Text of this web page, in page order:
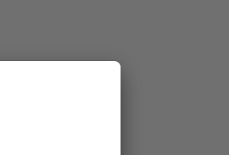
das Wetter für München